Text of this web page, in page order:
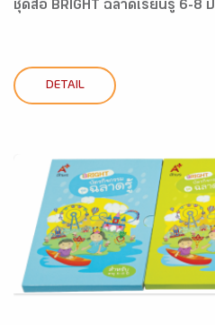
ชุดสื่อ BRIGHT ฉลาดเรียนรู้ 6-8 ปี
DETAIL